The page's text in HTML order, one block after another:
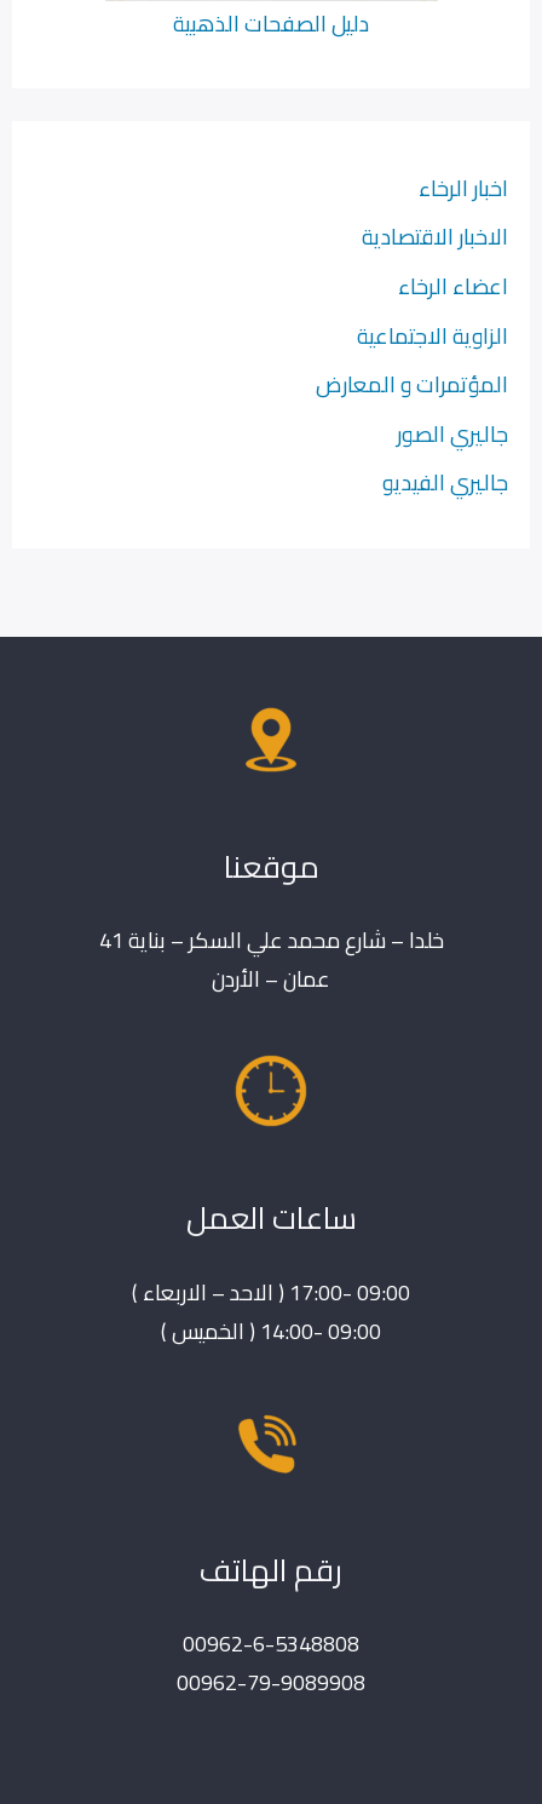
دليل الصفحات الذهبية
اخبار الرخاء
الاخبار الاقتصادية
اعضاء الرخاء
الزاوية الاجتماعية
المؤتمرات و المعارض
جاليري الصور
جاليري الفيديو
موقعنا
خلدا – شارع محمد علي السكر – بناية 41
عمان – الأردن
ساعات العمل
09:00 -17:00 ( الاحد – الاربعاء )
09:00 -14:00 ( الخميس )
رقم الهاتف
00962-6-5348808
00962-79-9089908